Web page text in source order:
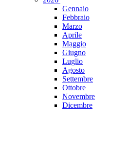
Gennaio
Febbraio
Marzo
Aprile
Maggio
Giugno
Luglio
Agosto
Settembre
Ottobre
Novembre
Dicembre